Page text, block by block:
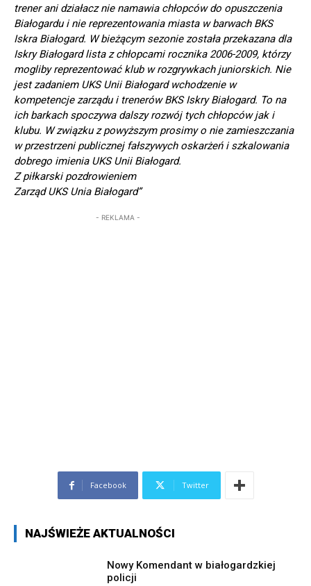
trener ani działacz nie namawia chłopców do opuszczenia
Białogardu i nie reprezentowania miasta w barwach BKS
Iskra Białogard. W bieżącym sezonie została przekazana dla
Iskry Białogard lista z chłopcami rocznika 2006-2009, którzy
mogliby reprezentować klub w rozgrywkach juniorskich. Nie
jest zadaniem UKS Unii Białogard wchodzenie w
kompetencje zarządu i trenerów BKS Iskry Białogard. To na
ich barkach spoczywa dalszy rozwój tych chłopców jak i
klubu. W związku z powyższym prosimy o nie zamieszczania
w przestrzeni publicznej fałszywych oskarżeń i szkalowania
dobrego imienia UKS Unii Białogard.
Z piłkarski pozdrowieniem
Zarząd UKS Unia Białogard”
- REKLAMA -
Facebook Twitter
NAJŚWIEŻE AKTUALNOŚCI
Nowy Komendant w białogardzkiej
policji